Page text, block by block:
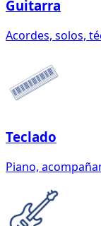
Guitarra
Acordes, solos,
Teclado
Piano,